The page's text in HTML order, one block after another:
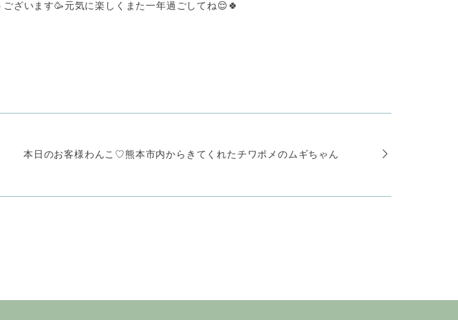
ざいます🥳元気に楽しくまた一年過ごしてね😌🍀
本日のお客様わんこ♡熊本市内からきてくれたチワポメのムギちゃん